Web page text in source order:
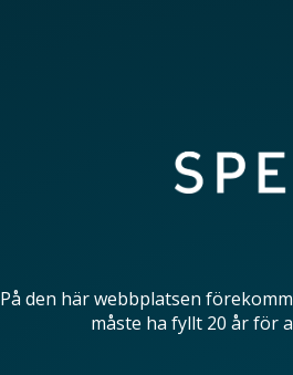
På den här webbplatsen
måste ha fyllt 20 år för